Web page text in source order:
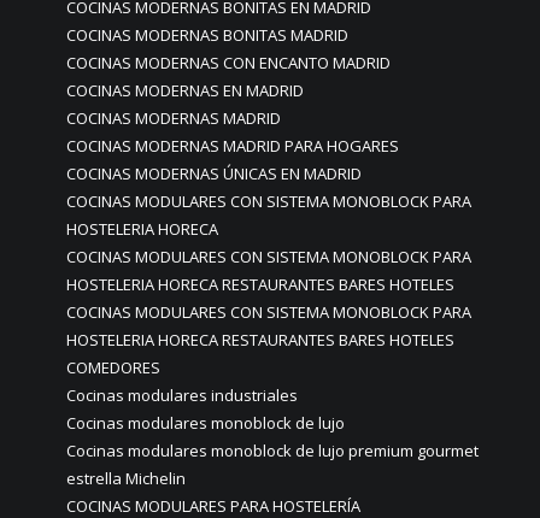
COCINAS MODERNAS BONITAS EN MADRID
COCINAS MODERNAS BONITAS MADRID
COCINAS MODERNAS CON ENCANTO MADRID
COCINAS MODERNAS EN MADRID
COCINAS MODERNAS MADRID
COCINAS MODERNAS MADRID PARA HOGARES
COCINAS MODERNAS ÚNICAS EN MADRID
COCINAS MODULARES CON SISTEMA MONOBLOCK PARA
HOSTELERIA HORECA
COCINAS MODULARES CON SISTEMA MONOBLOCK PARA
HOSTELERIA HORECA RESTAURANTES BARES HOTELES
COCINAS MODULARES CON SISTEMA MONOBLOCK PARA
HOSTELERIA HORECA RESTAURANTES BARES HOTELES
COMEDORES
Cocinas modulares industriales
Cocinas modulares monoblock de lujo
Cocinas modulares monoblock de lujo premium gourmet
estrella Michelin
COCINAS MODULARES PARA HOSTELERÍA